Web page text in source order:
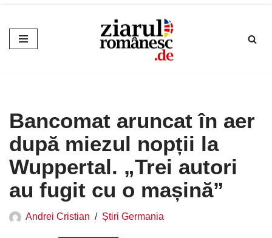
Sari
la
Bancomat aruncat în aer
după miezul nopții la
Wuppertal. „Trei autori
au fugit cu o mașină”
Andrei Cristian Știri Germania